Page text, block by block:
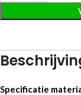
Specificatie